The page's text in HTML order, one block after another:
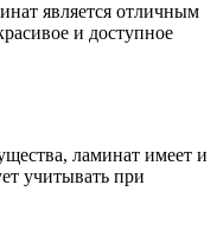
является отличным
и доступное
ламинат имеет и
учитывать при